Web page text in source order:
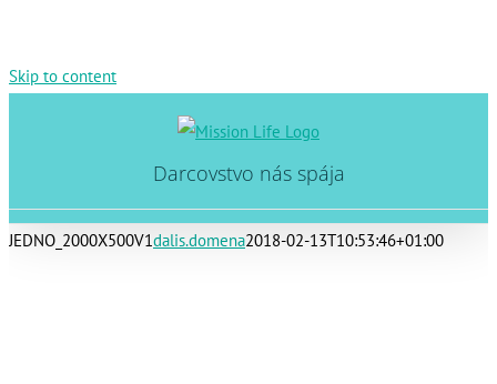
Skip to content
Darcovstvo nás spája
JEDNO_2000X500V1dalis.domena2018-02-13T10:53:46+01:00